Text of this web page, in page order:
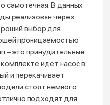
самотечная. В данных
реализован через
выбор для
проницаемостью
– это принудительные
идет насос в
и перекачивает
стоят немного
подходят для